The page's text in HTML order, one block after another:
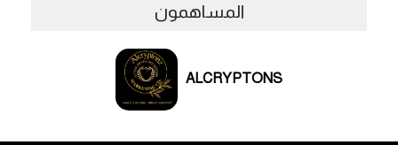
المساهمون
ALCRYPTONS